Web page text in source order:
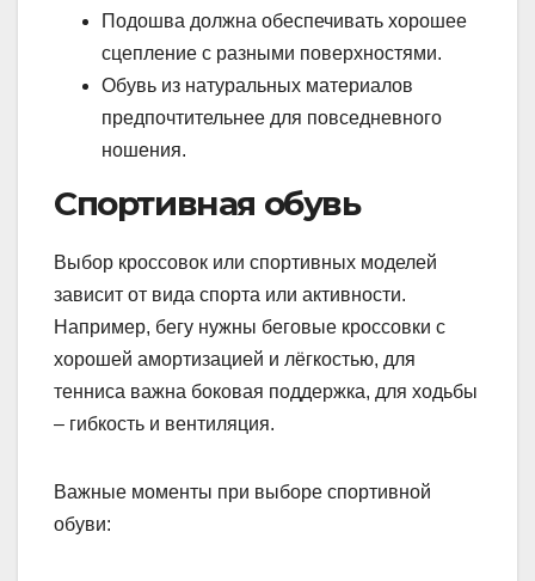
Подошва должна обеспечивать хорошее
сцепление с разными поверхностями.
Обувь из натуральных материалов
предпочтительнее для повседневного
ношения.
Спортивная обувь
Выбор кроссовок или спортивных моделей
зависит от вида спорта или активности.
Например, бегу нужны беговые кроссовки с
хорошей амортизацией и лёгкостью, для
тенниса важна боковая поддержка, для ходьбы
– гибкость и вентиляция.
Важные моменты при выборе спортивной
обуви: